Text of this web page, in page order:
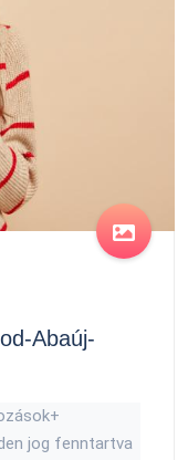
Abaúj-
+
jog fenntartva